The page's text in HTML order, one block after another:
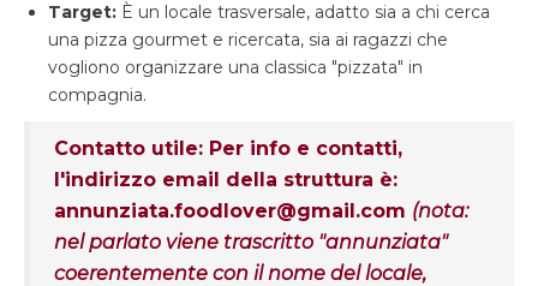
Target: È un locale trasversale, adatto sia a chi cerca
una pizza gourmet e ricercata, sia ai ragazzi che
vogliono organizzare una classica "pizzata" in
compagnia.
Contatto utile: Per info e contatti,
l'indirizzo email della struttura è:
annunziata.foodlover@gmail.com (nota:
nel parlato viene trascritto "annunziata"
coerentemente con il nome del locale,